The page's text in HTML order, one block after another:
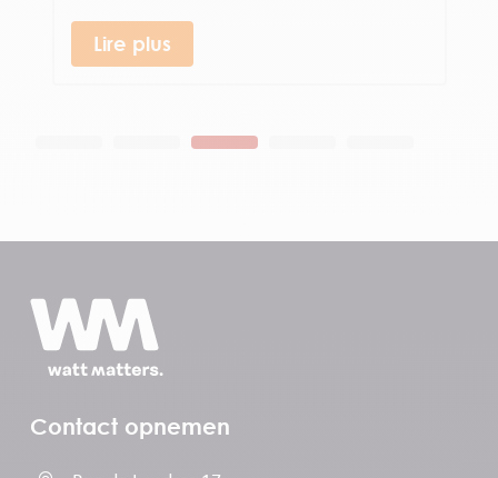
Lire plus
Contact opnemen